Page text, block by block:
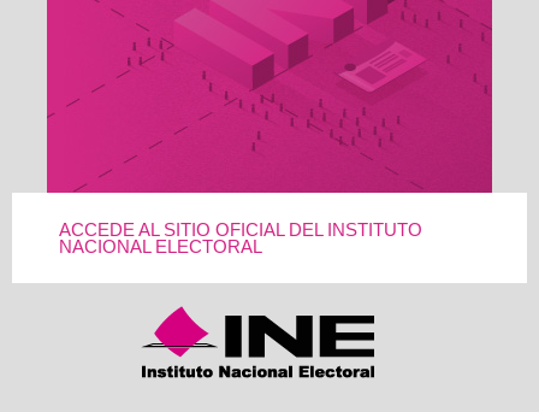
ACCEDE AL SITIO OFICIAL DEL INSTITUTO
NACIONAL ELECTORAL